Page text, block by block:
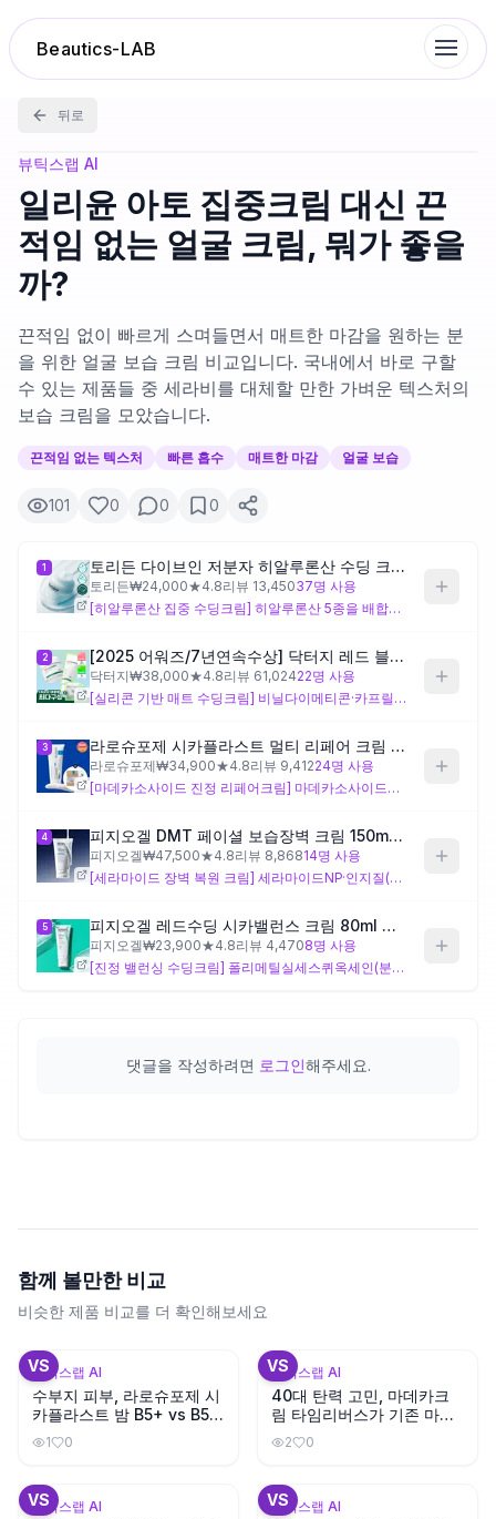
Beautics-LAB
랭킹
성분분석
나의 스킨케어
대화 이력
찜 목록
뒤로
뷰틱스랩 AI
일리윤 아토 집중크림 대신 끈
적임 없는 얼굴 크림, 뭐가 좋을
까?
끈적임 없이 빠르게 스며들면서 매트한 마감을 원하는 분
을 위한 얼굴 보습 크림 비교입니다. 국내에서 바로 구할
수 있는 제품들 중 세라비를 대체할 만한 가벼운 텍스처의
보습 크림을 모았습니다.
끈적임 없는 텍스처 빠른 흡수 매트한 마감 얼굴 보습
101 0 0 0
1 토리든 다이브인 저분자 히알루론산 수딩 크림 100ml
토리든₩24,000★4.8리뷰 13,45037명 사용
[히알루론산 집중 수딩크림] 히알루론산 5종을 배합하여 수분 공급에 특화된 설계로, 유성 에몰리언트가 적어 흡수감은 비교적 가볍습니다. 다만 마무리는 보송보다 촉촉한 쪽으로 설계되어 있어, 끈적임 없고 매트한 마무리를 원하는 경우엔 기대와 다를 수 있습니다.
2 [2025 어워즈/7년연속수상] 닥터지 레드 블레미쉬 클리어 수딩크림 70ml 더블 어워즈기획(+세럼20ml+겔마스크)
닥터지₩38,000★4.8리뷰 61,02422명 사용
[실리콘 기반 매트 수딩크림] 비닐다이메티콘·카프릴릴메티콘·다이메티콘올 등 실리콘 3종이 배합되어 바르는 즉시 미끄러지듯 퍼지고 보송한 마무리가 되도록 설계된 크림입니다. 끈적임 없이 빠르게 정돈되는 마무리를 원하는 경우에 잘 맞지만, 실리콘 성분에 민감하거나 충분한 보습막 형성이 필요한 경우엔 주의가 필요합니다.
3 라로슈포제 시카플라스트 멀티 리페어 크림 100ml 기획(시카밤 3ml+히알루세럼 1.5ml 증정)
라로슈포제₩34,900★4.8리뷰 9,41224명 사용
[마데카소사이드 진정 리페어크림] 마데카소사이드와 다이메티콘으로 손상된 피부 장벽 진정과 회복에 초점을 맞춘 설계로, 트러블 후나 민감해진 피부에 적합합니다. 변성알코올이 비교적 앞순위에 배치되어 있어 알코올에 민감한 피부라면 주의가 필요하고, 매트한 마무리보다는 진정·회복이 주된 설계 목적입니다.
4 피지오겔 DMT 페이셜 보습장벽 크림 150ml 2종 택1 (단품/기획)
피지오겔₩47,500★4.8리뷰 8,86814명 사용
[세라마이드 장벽 복원 크림] 세라마이드NP·인지질(하이드로제네이티드레시틴)·시어버터·스쿠알란 등 유성 보습 성분 중심으로 피부 장벽 재건에 특화된 설계입니다. 보호막 형성에 유리하나 마무리는 묵직하고 촉촉한 편으로, 끈적임 없이 빠르게 스며들거나 매트하게 마무리되기를 원하는 경우엔 적합하지 않을 수 있습니다.
5 피지오겔 레드수딩 시카밸런스 크림 80ml 대용량
피지오겔₩23,900★4.8리뷰 4,4708명 사용
[진정 밸런싱 수딩크림] 폴리메틸실세스퀴옥세인(분말형 실리콘)이 배합되어 나이아신아마이드·베타글루칸의 진정 효과와 함께 마무리를 보송하게 잡도록 설계된 크림입니다. 피지오겔 DMT 대비 유분감이 줄고 마무리가 밸런싱 쪽으로 설계되어 있으나, 강한 매트감보다는 중간 정도의 마무리로 읽히므로 완전히 매트한 마무리를 기대한다면 차이를 느낄 수 있습니다.
댓글을 작성하려면 로그인해주세요.
함께 볼만한 비교
비슷한 제품 비교를 더 확인해보세요
VS
뷰틱스랩 AI
수부지 피부, 라로슈포제 시
카플라스트 밤 B5+ vs B5
뭐가 다를까?
1 0
VS
뷰틱스랩 AI
40대 탄력 고민, 마데카크
림 타임리버스가 기존 마데
카크림보다 나을까?
2 0
VS
뷰틱스랩 AI VS
뷰틱스랩 AI